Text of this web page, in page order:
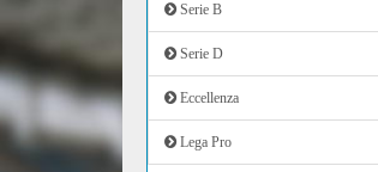
Serie B
Serie D
Eccellenza
Lega Pro